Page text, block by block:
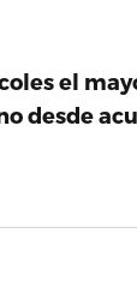
el
desde